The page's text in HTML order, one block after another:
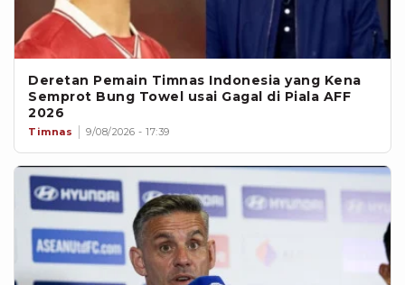
Deretan Pemain Timnas Indonesia yang Kena
Semprot Bung Towel usai Gagal di Piala AFF
2026
Timnas 9/08/2026 - 17:39